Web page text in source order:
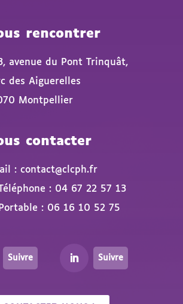
rencontrer
avenue du Pont Trinquât,
des Aiguerelles
Montpellier
contacter
: contact@clcph.fr
: 04 67 22 57 13
Portable : 06 16 10 52 75
Suivre Suivre